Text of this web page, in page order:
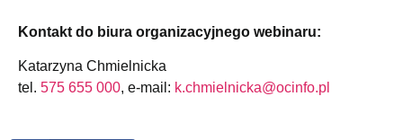
Kontakt do biura organizacyjnego webinaru:
Katarzyna Chmielnicka
tel. 575 655 000, e-mail: k.chmielnicka@ocinfo.pl